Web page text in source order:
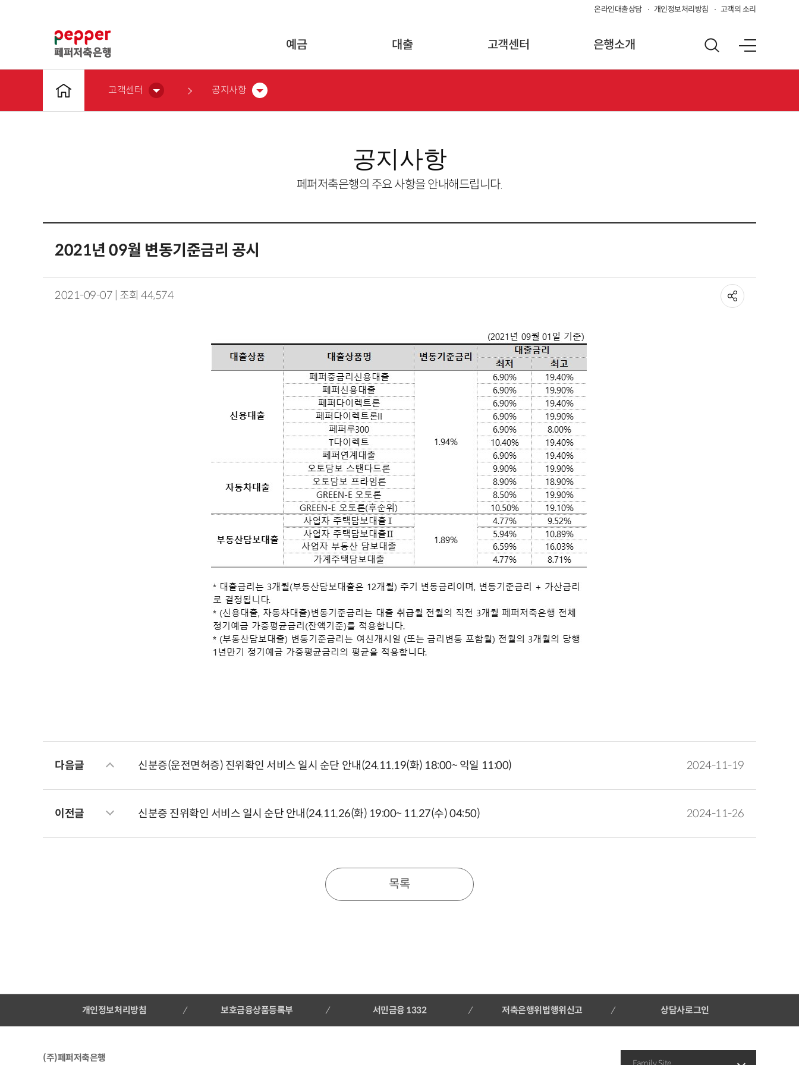
온라인대출상담 개인정보처리방침 고객의 소리
예금 대출 고객센터 은행소개
고객센터 공지사항
공지사항
페퍼저축은행의 주요 사항을 안내해드립니다.
2021년 09월 변동기준금리 공시
2021-09-07 | 조회 44,574
다음글 신분증(운전면허증) 진위확인 서비스 일시 순단 안내(24.11.19(화) 18:00~ 익일 11:00) 2024-11-19
이전글 신분증 진위확인 서비스 일시 순단 안내(24.11.26(화) 19:00~ 11.27(수) 04:50) 2024-11-26
목록
개인정보처리방침 보호금융상품등록부 서민금융 1332 저축은행위법행위신고 상담사로그인
(주)페퍼저축은행